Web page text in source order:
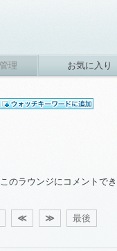
理 お気に入り
のラウンジにコメントで
≪ ≫ 最後